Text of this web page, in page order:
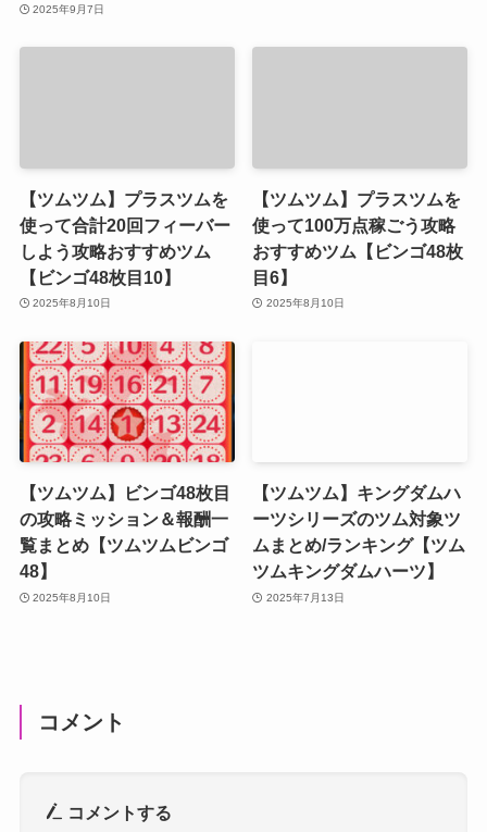
2025年9月7日
【ツムツム】プラスツムを
使って合計20回フィーバー
しよう攻略おすすめツム
【ビンゴ48枚目10】
2025年8月10日
【ツムツム】プラスツムを
使って100万点稼ごう攻略
おすすめツム【ビンゴ48枚
目6】
2025年8月10日
【ツムツム】ビンゴ48枚目
の攻略ミッション＆報酬一
覧まとめ【ツムツムビンゴ
48】
2025年8月10日
【ツムツム】キングダムハ
ーツシリーズのツム対象ツ
ムまとめ/ランキング【ツム
ツムキングダムハーツ】
2025年7月13日
コメント
コメントする